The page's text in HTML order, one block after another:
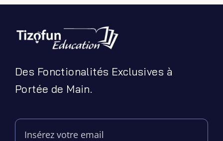
Des Fonctionalités Exclusives à
Portée de Main.